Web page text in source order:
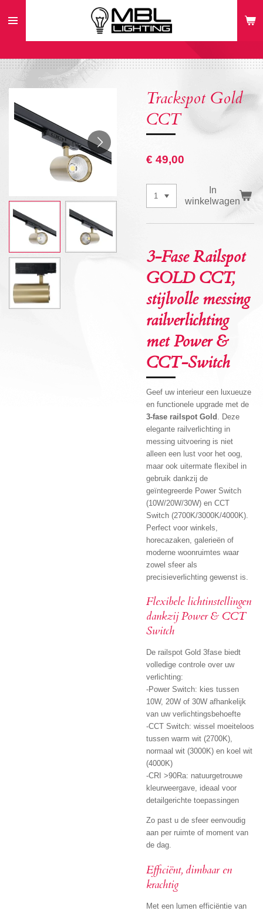
direct
hoofdinhoud
Trackspot Gold
CCT
€ 49,00
In
winkelwagen
3-Fase Railspot
GOLD CCT,
stijlvolle messing
railverlichting
met Power &
CCT-Switch
Geef uw interieur een luxueuze
en functionele upgrade met de
3-fase railspot Gold . Deze
elegante railverlichting in
messing uitvoering is niet
alleen een lust voor het oog,
maar ook uitermate flexibel in
gebruik dankzij de
geïntegreerde Power Switch
(10W/20W/30W) en CCT
Switch (2700K/3000K/4000K).
Perfect voor winkels,
horecazaken, galerieën of
moderne woonruimtes waar
zowel sfeer als
precisieverlichting gewenst is.
Flexibele lichtinstellingen
dankzij Power & CCT
Switch
De railspot Gold 3fase biedt
volledige controle over uw
verlichting:
-Power Switch: kies tussen
10W, 20W of 30W afhankelijk
van uw verlichtingsbehoefte
-CCT Switch: wissel moeiteloos
tussen warm wit (2700K),
normaal wit (3000K) en koel wit
(4000K)
-CRI >90Ra: natuurgetrouwe
kleurweergave, ideaal voor
detailgerichte toepassingen
Zo past u de sfeer eenvoudig
aan per ruimte of moment van
de dag.
Efficiënt, dimbaar en
krachtig
Met een lumen efficiëntie van